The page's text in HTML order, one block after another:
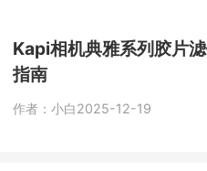
验。新用户注册
之后每日登录可
Kapi相机典雅系列胶片
指南
作者：小白2025-12-19